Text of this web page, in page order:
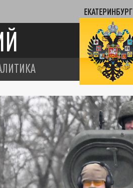
ЕКАТЕРИНБУРГ